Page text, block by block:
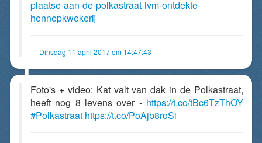
plaatse-aan-de-polkastraat-ivm-ontdekte-
hennepkwekerij
Dinsdag 11 april 2017 om 14:47:43
Foto's + video: Kat valt van dak in de Polkastraat,
heeft nog 8 levens over - https://t.co/tBc6TzThOY
#Polkastraat https://t.co/PoAjb8roSi